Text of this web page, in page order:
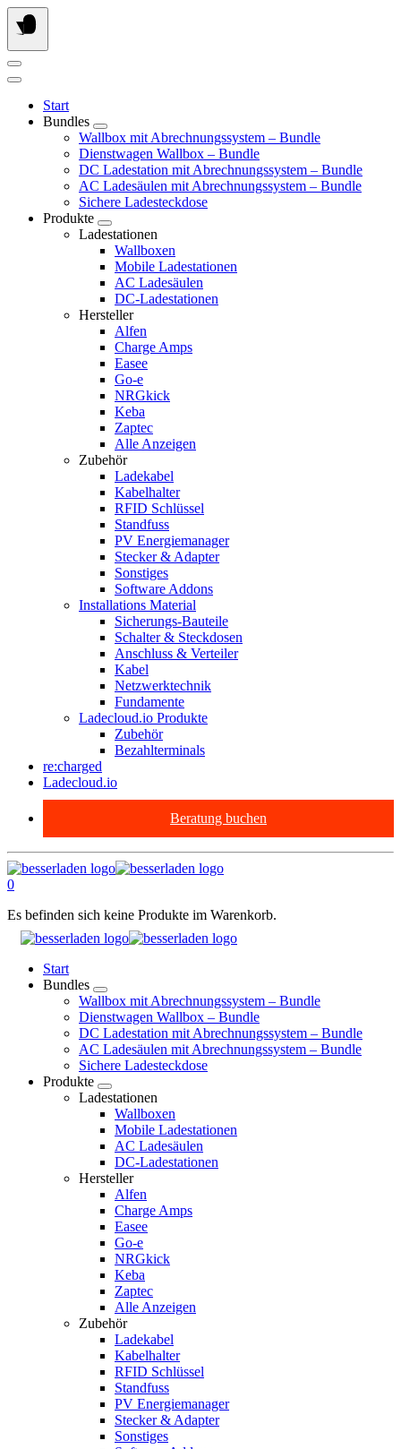
Springe
zum
Inhalt
Start
Bundles
Wallbox mit Abrechnungssystem – Bundle
Dienstwagen Wallbox – Bundle
DC Ladestation mit Abrechnungssystem – Bundle
AC Ladesäulen mit Abrechnungssystem – Bundle
Sichere Ladesteckdose
Produkte
Ladestationen
Wallboxen
Mobile Ladestationen
AC Ladesäulen
DC-Ladestationen
Hersteller
Alfen
Charge Amps
Easee
Go-e
NRGkick
Keba
Zaptec
Alle Anzeigen
Zubehör
Ladekabel
Kabelhalter
RFID Schlüssel
Standfuss
PV Energiemanager
Stecker & Adapter
Sonstiges
Software Addons
Installations Material
Sicherungs-Bauteile
Schalter & Steckdosen
Anschluss & Verteiler
Kabel
Netzwerktechnik
Fundamente
Ladecloud.io Produkte
Zubehör
Bezahlterminals
re:charged
Ladecloud.io
Beratung buchen
0
Es befinden sich keine Produkte im Warenkorb.
Start
Bundles
Wallbox mit Abrechnungssystem – Bundle
Dienstwagen Wallbox – Bundle
DC Ladestation mit Abrechnungssystem – Bundle
AC Ladesäulen mit Abrechnungssystem – Bundle
Sichere Ladesteckdose
Produkte
Ladestationen
Wallboxen
Mobile Ladestationen
AC Ladesäulen
DC-Ladestationen
Hersteller
Alfen
Charge Amps
Easee
Go-e
NRGkick
Keba
Zaptec
Alle Anzeigen
Zubehör
Ladekabel
Kabelhalter
RFID Schlüssel
Standfuss
PV Energiemanager
Stecker & Adapter
Sonstiges